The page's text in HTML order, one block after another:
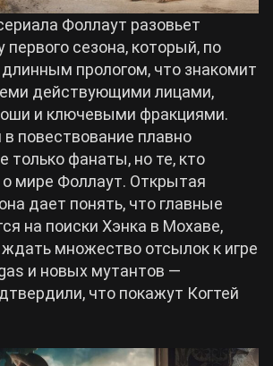
Фоллаут разовьет
сезона, который, по
длинным прологом, что знакомит
действующими лицами,
и ключевыми фракциями.
повествование плавно
только фанаты, но те, кто
мире Фоллаут. Открытая
дает понять, что главные
на поиски Хэнка в Мохаве,
множество отсылок к игре
и новых мутантов —
что покажут Когтей